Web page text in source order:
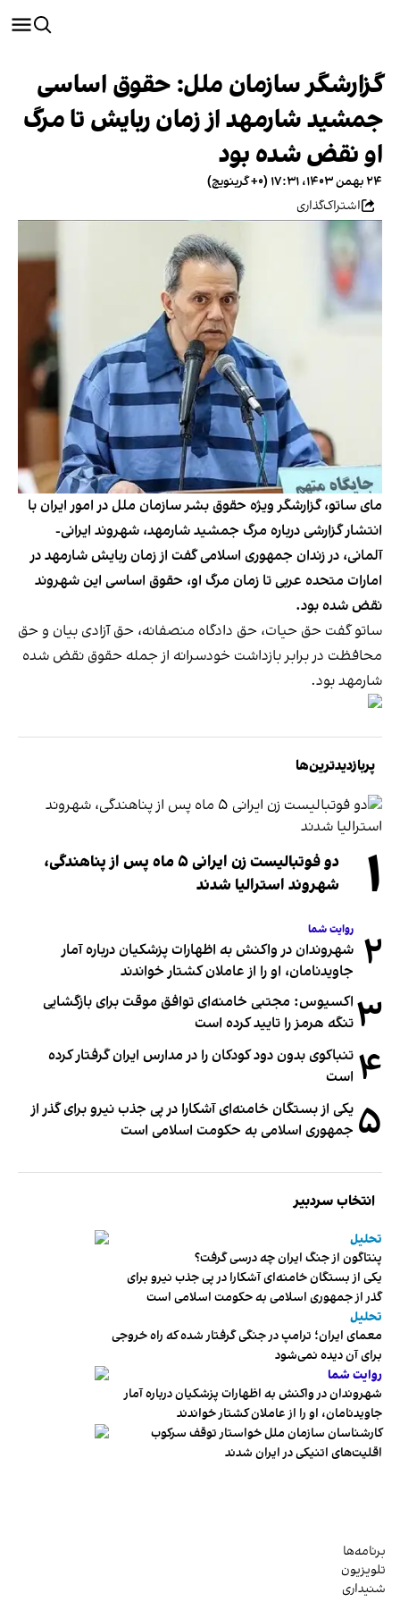
گزارشگر سازمان ملل: حقوق اساسی
جمشید شارمهد از زمان ربایش تا مرگ
او نقض شده بود
۲۴ بهمن ۱۴۰۳، ۱۷:۳۱ (‎+۰ گرینویچ)
اشتراک‌گذاری
مای ساتو، گزارشگر ویژه حقوق بشر سازمان ملل در امور ایران با
انتشار گزارشی درباره مرگ جمشید شارمهد، شهروند ایرانی-
آلمانی، در زندان جمهوری اسلامی گفت از زمان ربایش شارمهد در
امارات متحده عربی تا زمان مرگ او، حقوق اساسی این شهروند
نقض شده بود.
ساتو گفت حق حیات، حق دادگاه منصفانه، حق آزادی بیان و حق
محافظت در برابر بازداشت خودسرانه از جمله حقوق نقض شده
شارمهد بود.
پربازدیدترین‌ها
۱
دو فوتبالیست زن ایرانی ۵ ماه پس از پناهندگی،
شهروند استرالیا شدند
۲ روایت شما
شهروندان در واکنش به اظهارات پزشکیان درباره آمار
جاویدنامان، او را از عاملان کشتار خواندند
۳ اکسیوس: مجتبی خامنه‌ای توافق موقت برای بازگشایی
تنگه هرمز را تایید کرده است
۴ تنباکوی بدون دود کودکان را در مدارس ایران گرفتار کرده
است
۵ یکی از بستگان خامنه‌ای آشکارا در پی جذب نیرو برای گذر از
جمهوری اسلامی به حکومت اسلامی است
انتخاب سردبیر
تحلیل
پنتاگون از جنگ ایران چه درسی گرفت؟
یکی از بستگان خامنه‌ای آشکارا در پی جذب نیرو برای
گذر از جمهوری اسلامی به حکومت اسلامی است
تحلیل
معمای ایران؛ ترامپ در جنگی گرفتار شده که راه خروجی
برای آن دیده نمی‌شود
روایت شما
شهروندان در واکنش به اظهارات پزشکیان درباره آمار
جاویدنامان، او را از عاملان کشتار خواندند
کارشناسان سازمان ملل خواستار توقف سرکوب
اقلیت‌های اتنیکی در ایران شدند
برنامه‌ها
تلویزیون
شنیداری